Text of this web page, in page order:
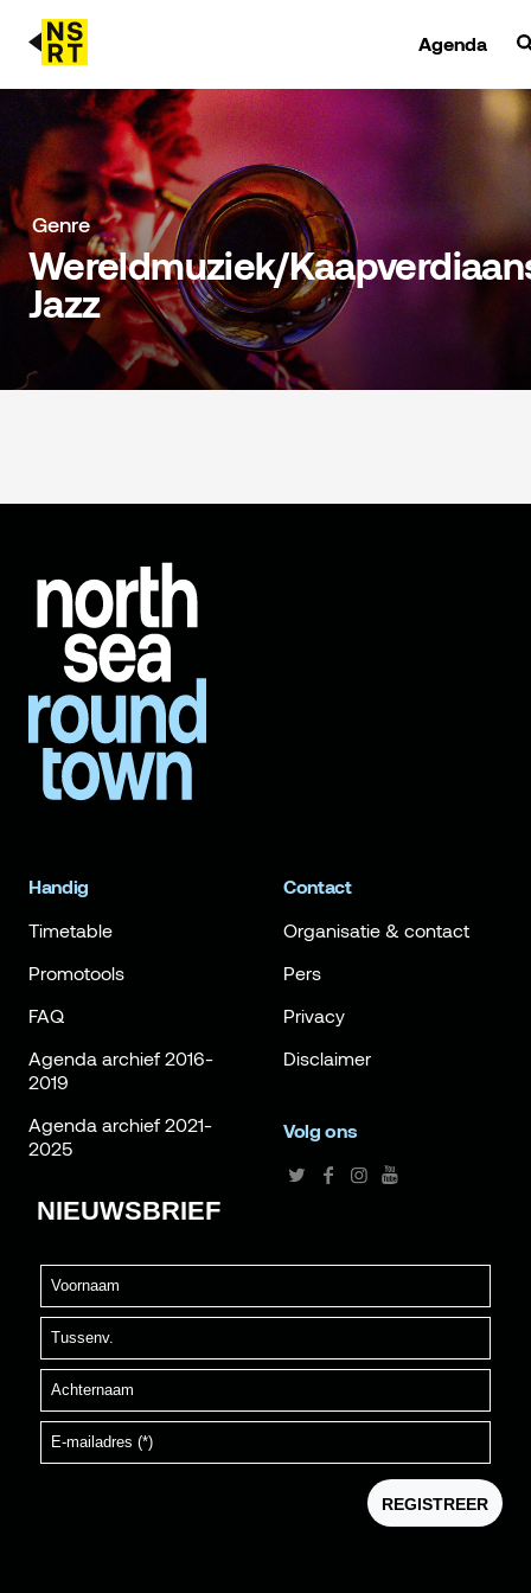
Agenda
agenda & tickets
nieuws
team
over NSRT
partners
Genre
Wereldmuziek/
Jazz
Handig
Timetable
Promotools
FAQ
Agenda archief 2016-
2019
Agenda archief 2021-
2025
Contact
Organisatie & contact
Pers
Privacy
Disclaimer
Volg ons